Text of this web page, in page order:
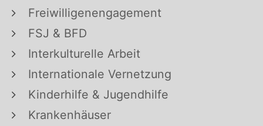
Freiwilligenengagement
FSJ & BFD
Interkulturelle Arbeit
Internationale Vernetzung
Kinderhilfe & Jugendhilfe
Krankenhäuser